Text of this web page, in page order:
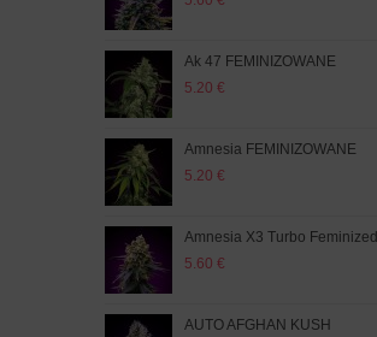
Ak 47 FEMINIZOWANE
5.20 €
Amnesia FEMINIZOWANE
5.20 €
Amnesia X3 Turbo Feminized
5.60 €
AUTO AFGHAN KUSH